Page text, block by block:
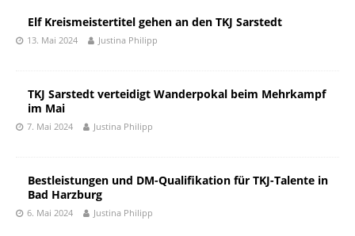
Elf Kreismeistertitel gehen an den TKJ Sarstedt
13. Mai 2024 Justina Philipp
TKJ Sarstedt verteidigt Wanderpokal beim Mehrkampf
im Mai
7. Mai 2024 Justina Philipp
Bestleistungen und DM-Qualifikation für TKJ-Talente in
Bad Harzburg
6. Mai 2024 Justina Philipp